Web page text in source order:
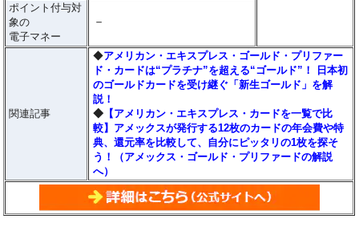
ポイント付与対
象の
電子マネー
－
関連記事
◆アメリカン・エキスプレス・ゴールド・プリファー
ド・カードは“プラチナ”を超える“ゴールド”！ 日本初
のゴールドカードを受け継ぐ「新生ゴールド」を解
説！
◆ 【アメリカン・エキスプレス・カードを一覧で比
較】アメックスが発行する12枚のカードの年会費や特
典、還元率を比較して、自分にピッタリの1枚を探そ
う！（アメックス・ゴールド・プリファードの解説
へ）